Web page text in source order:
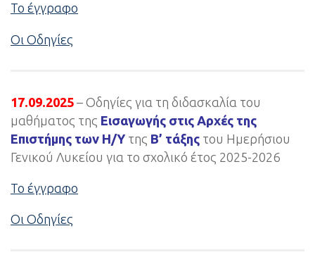
Το έγγραφο
Οι Οδηγίες
17.09.2025 – Οδηγίες για τη διδασκαλία του
μαθήματος της Εισαγωγής στις Αρχές της
Επιστήμης των Η/Υ της Β’ τάξης του Ημερήσιου
Γενικού Λυκείου για το σχολικό έτος 2025-2026
Το έγγραφο
Οι Οδηγίες